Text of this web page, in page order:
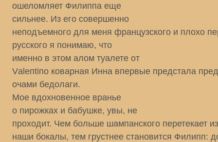
ошеломляет Филиппа еще
сильнее. Из его совершенно
неподъемного для меня французского и плохо
русского я понимаю, что
именно в этом алом туалете от
Vаlепtiпо коварная Инна впервые предстала
очами бедолаги.
Мое вдохновенное вранье
о пирожках и бабушке, увы, не
проходит. Чем больше шампанского перетекает
наши бокалы, тем грустнее становится Филипп: